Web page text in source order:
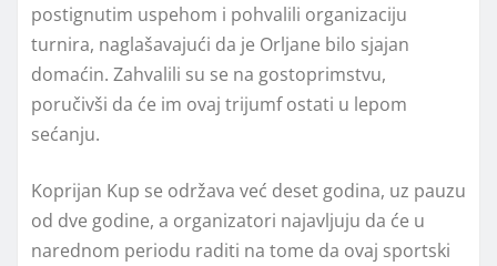
postignutim uspehom i pohvalili organizaciju
turnira, naglašavajući da je Orljane bilo sjajan
domaćin. Zahvalili su se na gostoprimstvu,
poručivši da će im ovaj trijumf ostati u lepom
sećanju.
Koprijan Kup se održava već deset godina, uz pauzu
od dve godine, a organizatori najavljuju da će u
narednom periodu raditi na tome da ovaj sportski